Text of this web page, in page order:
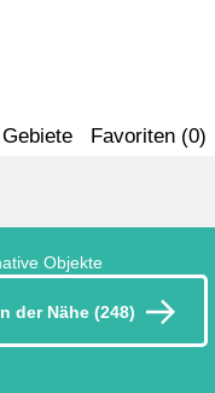
Gebiete Favoriten (0)
Objekte
der Nähe (248)